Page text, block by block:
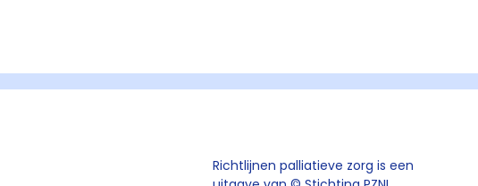
Richtlijnen palliatieve zorg is een